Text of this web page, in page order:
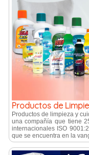
Productos de
Productos de limpieza y
una compañí­a que tiene
internacionales ISO
que se encuentra en la